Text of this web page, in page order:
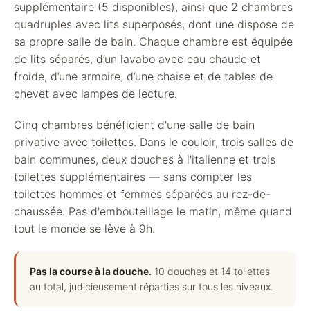
supplémentaire (5 disponibles), ainsi que 2 chambres
quadruples avec lits superposés, dont une dispose de
sa propre salle de bain. Chaque chambre est équipée
de lits séparés, d’un lavabo avec eau chaude et
froide, d’une armoire, d’une chaise et de tables de
chevet avec lampes de lecture.
Cinq chambres bénéficient d'une salle de bain
privative avec toilettes. Dans le couloir, trois salles de
bain communes, deux douches à l'italienne et trois
toilettes supplémentaires — sans compter les
toilettes hommes et femmes séparées au rez-de-
chaussée. Pas d'embouteillage le matin, même quand
tout le monde se lève à 9h.
Pas la course à la douche. 10 douches et 14 toilettes
au total, judicieusement réparties sur tous les niveaux.